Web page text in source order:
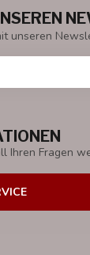
Ihren Fragen
unseren